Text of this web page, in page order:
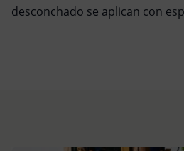
desconchado se aplican con